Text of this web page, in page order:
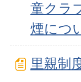
童クラ
煙につ
里親制